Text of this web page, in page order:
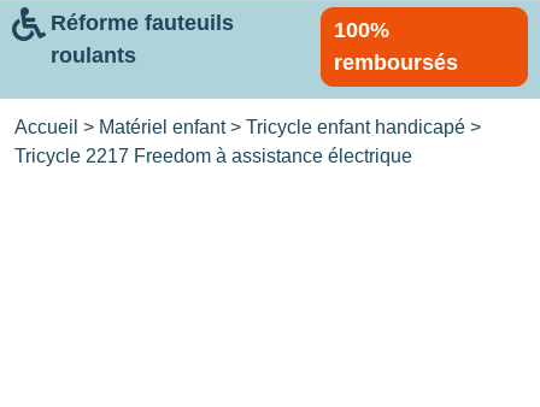
Réforme fauteuils
roulants
100%
remboursés
Accueil > Matériel enfant> Tricycle enfant handicapé >
Tricycle 2217 Freedom à assistance électrique